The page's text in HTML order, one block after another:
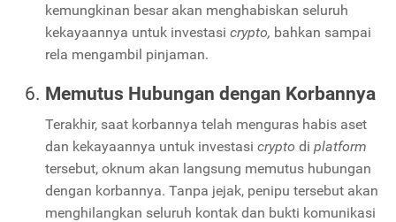
kemungkinan besar akan menghabiskan seluruh
kekayaannya untuk investasi crypto, bahkan sampai
rela mengambil pinjaman.
Memutus Hubungan dengan Korbannya
Terakhir, saat korbannya telah menguras habis aset
dan kekayaannya untuk investasi crypto di platform
tersebut, oknum akan langsung memutus hubungan
dengan korbannya. Tanpa jejak, penipu tersebut akan
menghilangkan seluruh kontak dan bukti komunikasi